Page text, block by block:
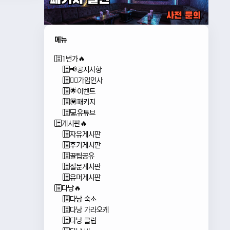
메뉴
1번가🔥
📢공지사항
🙇‍♂️가입인사
🌟이벤트
💟패키지
💻유튜브
게시판🔥
자유게시판
후기게시판
꿀팁공유
질문게시판
유머게시판
다낭🔥
다낭 숙소
다낭 가라오케
다낭 클럽